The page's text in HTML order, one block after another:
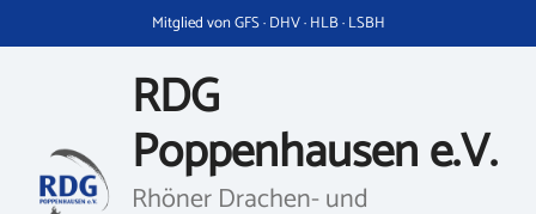
Inhalt
Mitglied von GFS · DHV · HLB · LSBH
RDG
Poppenhausen e.V.
Rhöner Drachen- und